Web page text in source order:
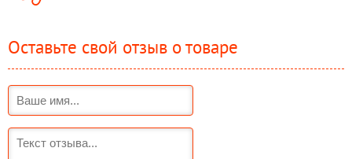
Оставьте свой отзыв о товаре